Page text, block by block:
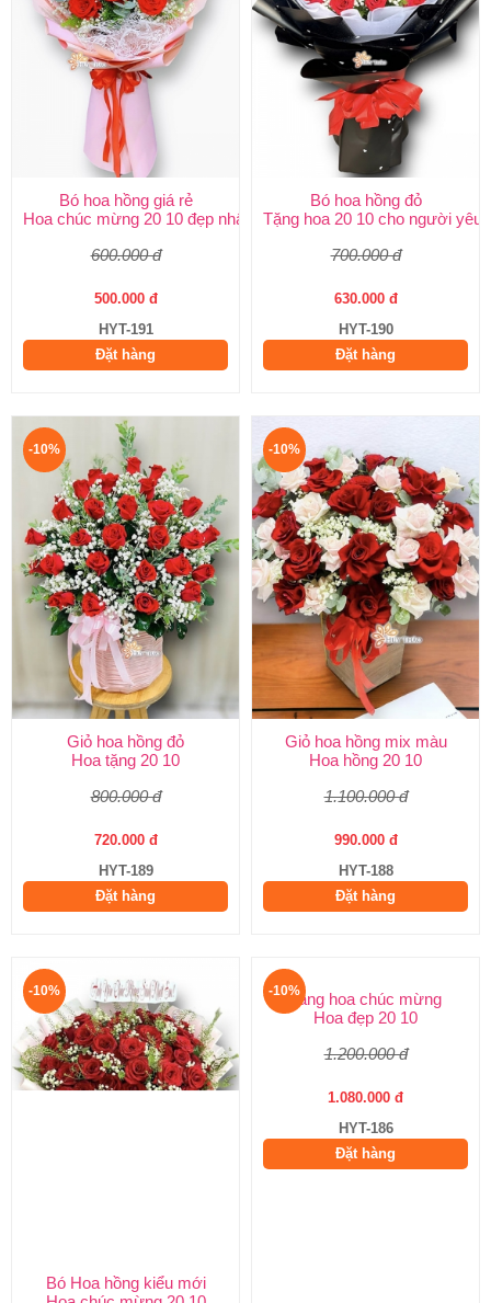
Bó hoa hồng giá rẻ
Hoa chúc mừng 20 10 đẹp nhất
600.000 đ
500.000 đ
HYT-191
Đặt hàng
Bó hoa hồng đỏ
Tặng hoa 20 10 cho người yêu
700.000 đ
630.000 đ
HYT-190
Đặt hàng
-10%
Giỏ hoa hồng đỏ
Hoa tặng 20 10
800.000 đ
720.000 đ
HYT-189
Đặt hàng
-10%
Giỏ hoa hồng mix màu
Hoa hồng 20 10
1.100.000 đ
990.000 đ
HYT-188
Đặt hàng
-10%
Bó Hoa hồng kiểu mới
-10%